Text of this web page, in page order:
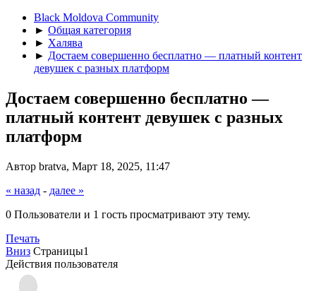
Black Moldova Community
► Общая категория
► Халява
► Достаем совершенно бесплатно — платный контент
девушек с разных платформ
Достаем совершенно бесплатно —
платный контент девушек с разных
платформ
Автор bratva, Март 18, 2025, 11:47
« назад - далее »
0 Пользователи и 1 гость просматривают эту тему.
Печать
Вниз Страницы1
Действия пользователя